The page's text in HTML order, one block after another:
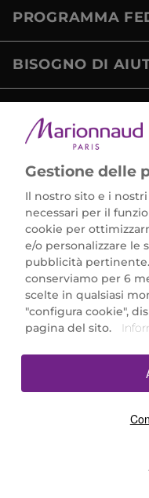
PROGRAMMA
BISOGNO DI
Marionnaud
Largo Fiera Milano 5,
REA Milano 1650024
SCARICA LA NOSTRA
Gestione delle
Il nostro sito e i
necessari per il
cookie per
e/o personalizzare le
pubblicità
conserviamo per 6
scelte in qualsiasi
"configura cookie",
pagina del sito.